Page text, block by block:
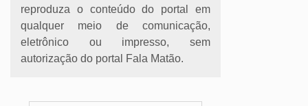
reproduza o conteúdo do portal em
qualquer meio de comunicação,
eletrônico ou impresso, sem
autorização do portal Fala Matão.